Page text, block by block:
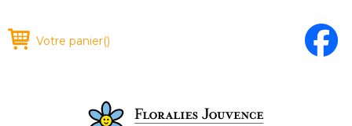
Votre panier()